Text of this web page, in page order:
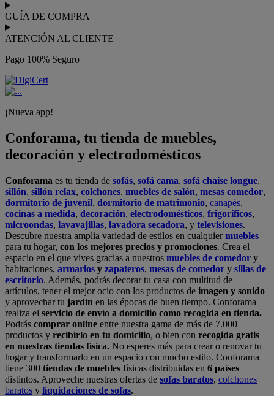
GUÍA DE COMPRA
ATENCIÓN AL CLIENTE
Pago 100% Seguro
¡Nueva app!
Conforama, tu tienda de muebles,
decoración y electrodomésticos
Conforama es tu tienda de sofás, sofá cama, sofá chaise longue,
sillón, sillón relax, colchones, muebles de salón, mesas comedor,
dormitorio de juvenil, dormitorio de matrimonio, canapés,
cocinas a medida, decoración, electrodomésticos, frigoríficos,
microondas, lavavajillas, lavadora secadora, y televisiones.
Descubre nuestra amplia variedad de estilos en cualquiermuebles
para tu hogar, con los mejores precios y promociones. Crea el
espacio en el que vives gracias a nuestros muebles de comedor y
habitaciones, armarios y zapateros, mesas de comedor y sillas de
escritorio. Además, podrás decorar tu casa con multitud de
artículos, tener el mejor ocio con los productos de imagen y sonido
y aprovechar tu jardín en las épocas de buen tiempo. Conforama
realiza el servicio de envío a domicilio como recogida en tienda.
Podrás comprar online entre nuestra gama de más de 7.000
productos y recibirlo en tu domicilio, o bien con recogida gratis
en nuestras tiendas física. No esperes más para crear o renovar tu
hogar y transformarlo en un espacio con mucho estilo. Conforama
tiene 300 tiendas de muebles físicas distribuidas en 6 países
distintos. Aproveche nuestras ofertas de sofas baratos, colchones
baratos y liquidaciones de sofas.